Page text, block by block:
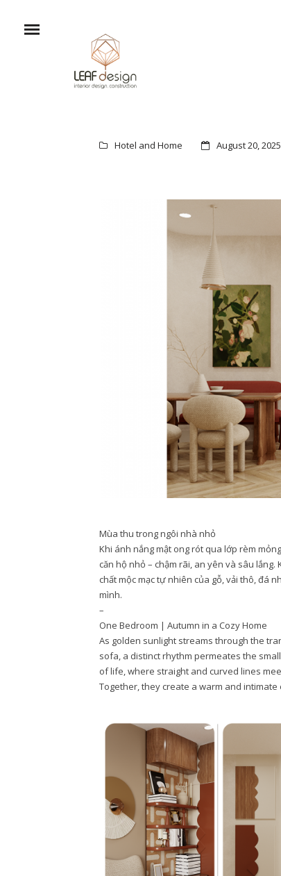
Hotel and Home August 20, 2025
Mùa thu trong ngôi nhà nhỏ
Khi ánh nắng mật ong rót qua lớp rèm
căn hộ nhỏ – chậm rãi, an yên và sâu
chất mộc mạc tự nhiên của gỗ, vải thô, đá
mình.
–
One Bedroom | Autumn in a Cozy Home
As golden sunlight streams through the
sofa, a distinct rhythm permeates the
of life, where straight and curved lines
Together, they create a warm and